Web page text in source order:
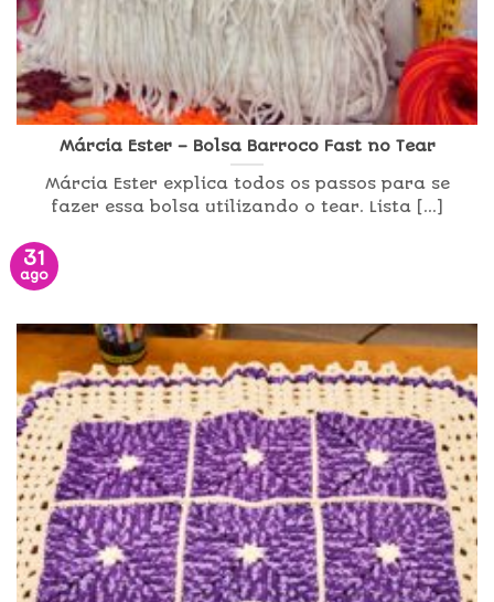
Márcia Ester – Bolsa Barroco Fast no Tear
Márcia Ester explica todos os passos para se
fazer essa bolsa utilizando o tear. Lista [...]
31
ago